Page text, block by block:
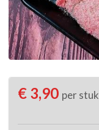
€ 3,90 per stuk